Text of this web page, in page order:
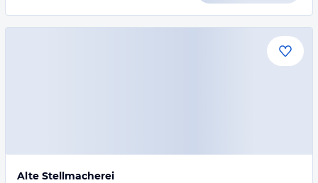
Alte Stellmacherei